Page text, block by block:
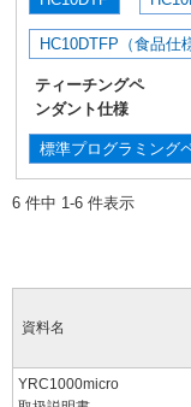
HC10DTFP（食品仕
ティーチングペ
ンダント仕様
標準プログラミング
6 件中 1-6 件表示
資料名
YRC1000micro